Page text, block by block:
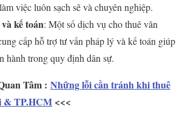
việc luôn sạch sẽ và chuyên nghiệp.
kế toán: Một số dịch vụ cho thuê văn
cấp hỗ trợ tư vấn pháp lý và kế toán giúp
hành trong quy định dân sự.
Tâm : Những lỗi cần tránh khi thuê
& TP.HCM <<<